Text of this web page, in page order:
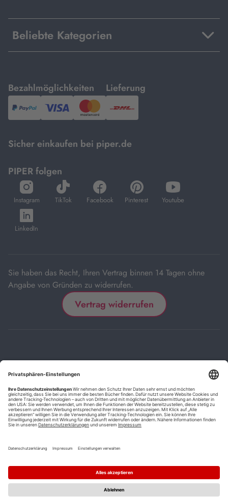
Beliebte Kategorien
Bezahlmöglichkeiten
mit
PayPal,Visa
und
Lieferung
mit
DHL.
Sicher einkaufen bei piper.de
PIPER folgen
Instagram
öffnet
in
neuem
Tab
TikTok
öffnet
in
Facebook
öffnet
in
Pinterest
öffnet
in
Youtube
öffnet
in
LinkedIn
öffnet
in
Sie haben das Recht, Ihren Vertrag binnen 14 Tagen ohne
Angabe von Gründen zu widerrufen.
Vertrag widerrufen
BarrierefreiheitserklärungCookie-Einstellungen
*
Die mit Sternchen (*) gekennzeichneten Links sind Affiliate-Links.
Wenn Sie auf einen solchen Link klicken und auf der Zielseite etwas
kaufen, bekommen wir vom betreffenden Anbieter oder Online-Shop
Kauf oder Preis.
Mehrwertsteuer.
Versand innerhalb Deutschlands versandkostenfrei ab 9,00 €
Bestellwert.
2
Vorbestellung ab 30 Tage vor Erscheinungstermin möglich.